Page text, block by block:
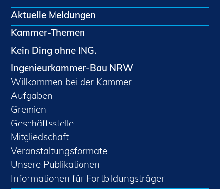
Aktuelle Meldungen
Kammer-Themen
Kein Ding ohne ING.
Ingenieurkammer-Bau NRW
Willkommen bei der Kammer
Aufgaben
Gremien
Geschäftsstelle
Mitgliedschaft
Veranstaltungsformate
Unsere Publikationen
Informationen für Fortbildungsträger